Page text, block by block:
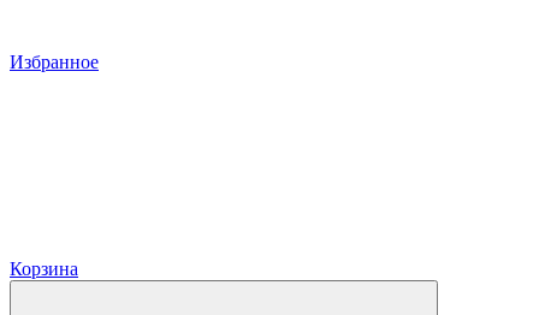
Избранное
Корзина